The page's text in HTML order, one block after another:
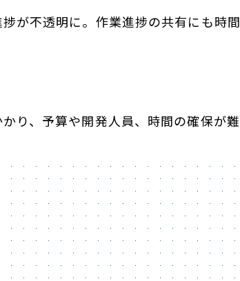
が不透明に。作業進捗の共有にも時間
り、予算や開発人員、時間の確保が難